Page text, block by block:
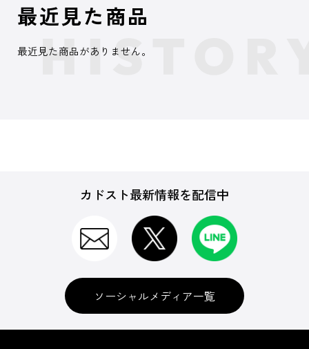
最近見た商品
最近見た商品がありません。
カドスト最新情報を配信中
ソーシャルメディア一覧